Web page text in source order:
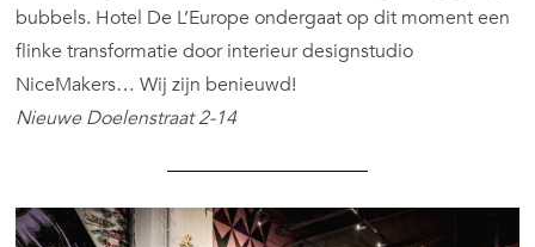
bubbels. Hotel De L’Europe ondergaat op dit moment een
flinke transformatie door interieur designstudio
NiceMakers… Wij zijn benieuwd!
Nieuwe Doelenstraat 2-14